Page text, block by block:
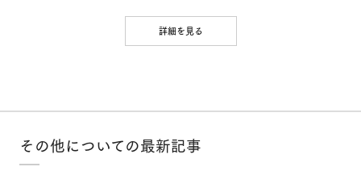
詳細を見る
その他についての最新記事